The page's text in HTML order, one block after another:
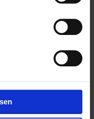
ein